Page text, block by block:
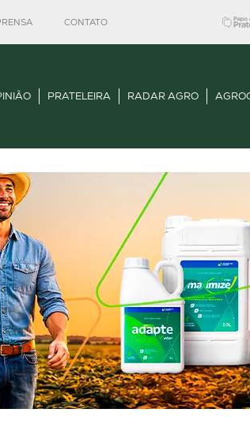
CONTATO
PRATELEIRA RADAR AGRO